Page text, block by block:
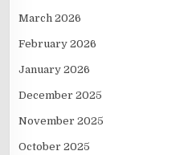
March 2026
February 2026
January 2026
December 2025
November 2025
October 2025